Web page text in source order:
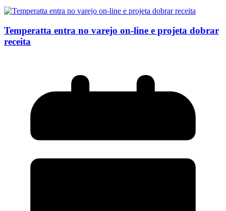
Temperatta entra no varejo on-line e projeta dobrar
receita